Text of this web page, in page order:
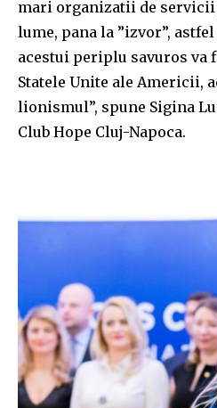
mari organizatii de
lume, pana la ”izvor”,
acestui periplu savuros
Statele Unite ale Americii,
lionismul”, spune Sigina
Club Hope Cluj-Napoca.